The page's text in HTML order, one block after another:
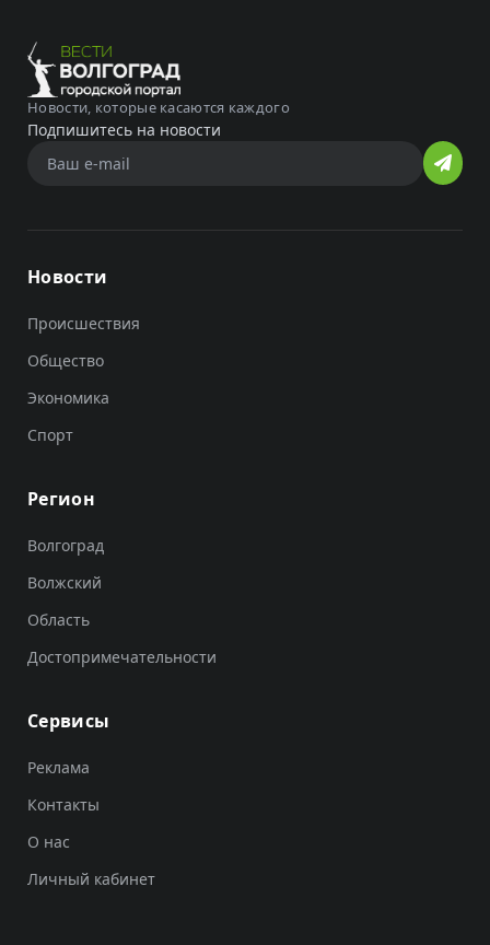
Новости, которые касаются каждого
Подпишитесь на новости
Новости
Происшествия
Общество
Экономика
Спорт
Регион
Волгоград
Волжский
Область
Достопримечательности
Сервисы
Реклама
Контакты
О нас
Личный кабинет